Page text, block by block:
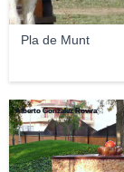
Pla de Munt
Alberto Gonzalez Rovira